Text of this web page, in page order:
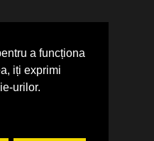
a funcționa
iți exprimi
urilor.